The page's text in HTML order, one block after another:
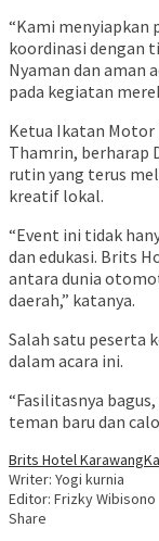
“Kami menyiapkan
koordinasi dengan
Nyaman dan aman
pada kegiatan
Ketua Ikatan Motor
Thamrin, berharap
rutin yang terus
kreatif lokal.
“Event ini tidak
dan edukasi. Brits
antara dunia
daerah,” katanya.
Salah satu peserta
dalam acara ini.
“Fasilitasnya
teman baru dan
Brits Hotel Karawang
Writer: Yogi kurnia
Editor: Frizky Wibisono
Share